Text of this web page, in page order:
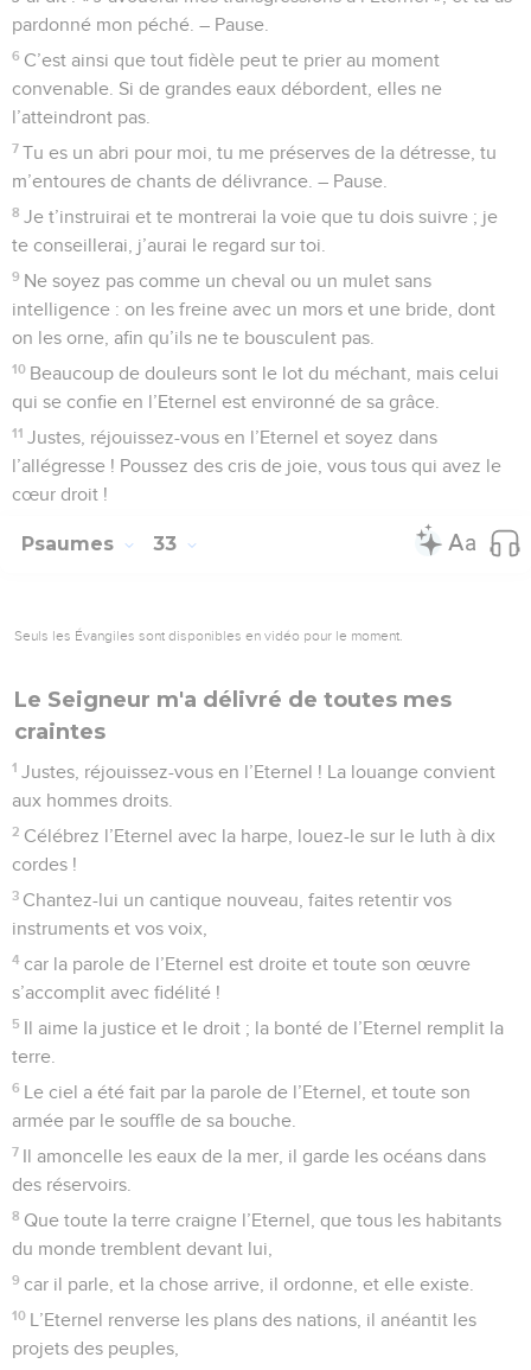
pardonné mon péché. – Pause.
6 C’est ainsi que tout fidèle peut te prier au moment
convenable. Si de grandes eaux débordent, elles ne
l’atteindront pas.
7 Tu es un abri pour moi, tu me préserves de la détresse, tu
m’entoures de chants de délivrance. – Pause.
8 Je t’instruirai et te montrerai la voie que tu dois suivre ; je
te conseillerai, j’aurai le regard sur toi.
9 Ne soyez pas comme un cheval ou un mulet sans
intelligence : on les freine avec un mors et une bride, dont
on les orne, afin qu’ils ne te bousculent pas.
10 Beaucoup de douleurs sont le lot du méchant, mais celui
qui se confie en l’Eternel est environné de sa grâce.
11 Justes, réjouissez-vous en l’Eternel et soyez dans
l’allégresse ! Poussez des cris de joie, vous tous qui avez le
cœur droit !
Psaumes 33
Seuls les Évangiles sont disponibles en vidéo pour le moment.
Le Seigneur m'a délivré de toutes mes
craintes
1 Justes, réjouissez-vous en l’Eternel ! La louange convient
aux hommes droits.
2 Célébrez l’Eternel avec la harpe, louez-le sur le luth à dix
cordes !
3 Chantez-lui un cantique nouveau, faites retentir vos
instruments et vos voix,
4 car la parole de l’Eternel est droite et toute son œuvre
s’accomplit avec fidélité !
5 Il aime la justice et le droit ; la bonté de l’Eternel remplit la
terre.
6 Le ciel a été fait par la parole de l’Eternel, et toute son
armée par le souffle de sa bouche.
7 Il amoncelle les eaux de la mer, il garde les océans dans
des réservoirs.
8 Que toute la terre craigne l’Eternel, que tous les habitants
du monde tremblent devant lui,
9 car il parle, et la chose arrive, il ordonne, et elle existe.
10 L’Eternel renverse les plans des nations, il anéantit les
projets des peuples,